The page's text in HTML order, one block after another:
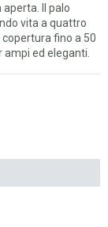
Il palo
vita a quattro
fino a 50
ed eleganti.